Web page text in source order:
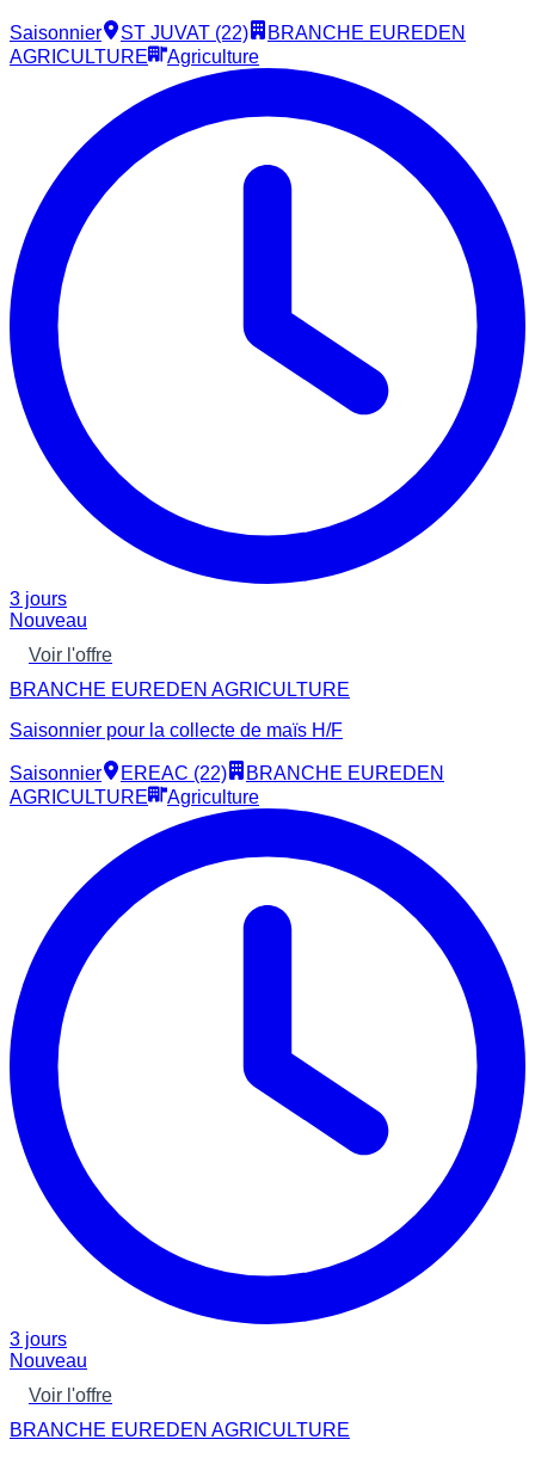
Saisonnier ST JUVAT (22)
BRANCHE EUREDEN
AGRICULTURE
Agriculture
3 jours
Nouveau
Voir l'offre
BRANCHE EUREDEN AGRICULTURE
Saisonnier pour la collecte de maïs H/F
Saisonnier EREAC (22)
BRANCHE EUREDEN
AGRICULTURE
Agriculture
3 jours
Nouveau
Voir l'offre
BRANCHE EUREDEN AGRICULTURE